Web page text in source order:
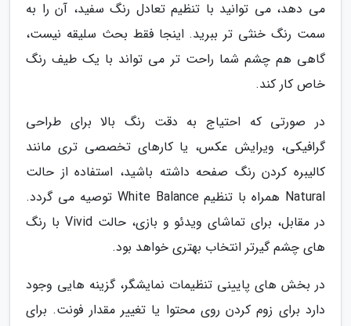
می دهد، می توانید با تنظیم تعادل رنگ سفید، آن را به
سمت رنگ خنثی تر ببرید. اینجا فقط بحث سلیقه نیست،
گاهی هم چشم شما راحت تر می تواند با یک طیف رنگ
خاص کار کند.
در صورتی که احتیاج به دقت رنگ بالا برای طراحی
گرافیکی، ویرایش عکس، یا کارهای تخصصی تری مانند
کالیبره کردن رنگ صفحه داشته باشید، استفاده از حالت
Natural همراه با تنظیم White Balance توصیه می گردد.
در مقابل، برای تماشای ویدئو و بازی، حالت Vivid با رنگ
های چشم گیرتر انتخاب بهتری خواهد بود.
در بخش های پایینی تنظیمات نمایشگر، گزینه هایی وجود
دارد برای زوم کردن روی محتوا یا تغییر مقدار فونت. برای